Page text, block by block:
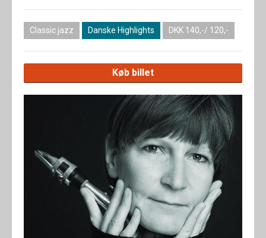
Om
Om fonden
Om
SHOP
Classic jazz Danske Highlights DKK 140,-/ 120,-
Køb billet